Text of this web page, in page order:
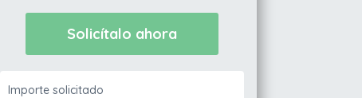
Importe solicitado